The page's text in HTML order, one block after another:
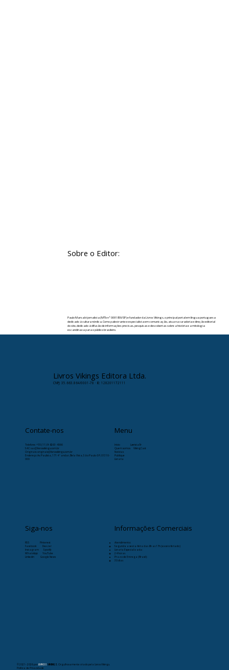
Sobre o Editor:
Paulo Marsal é jornalista (MTb nº 0091859/SP) e fundador da Livros Vikings, o principal portal em língua portuguesa
dedicado à cultura nórdica. Como palestrante e especialista em comunicação, atua na curadoria e direção editorial
do site, dedicado à difusão de informações precisas, pesquisas e descobertas sobre a história e a mitologia
escandinava para o público brasileiro.
Livros Vikings Editora Ltda.
CNPJ: 35.663.864/0001-78 · IE: 128201172111
Contate-nos
Telefone:+55 (11) 9-8263-4066
SAC: sac@livrosvikings.com.br
Originais: originais@livrosvikings.com.br
Endereço: Av. Paulista, 171 4º andar, Bela Vista, São Paulo-SP, 01310-
000
Menu
Início
Læristaðr
Quem somos
VikingCast
Notícias
Publique
Livraria
Siga-nos
RSS
Pinterest
Facebook
Deezer
Instagram
Spotify
WhatsApp
YouTube
Linkedin
Google News
Informações Comerciais
Atendimento:
Segunda a sexta-feira das 8h as 17h (exceto feriado)
Livraria Especializada:
24 horas
Prazo de Entrega (Brasil):
30 dias
© 2021- 2026por LIVROSVIKINGS . Orgulhosamente criado pela Livros Vikings.
Política de Privacidade